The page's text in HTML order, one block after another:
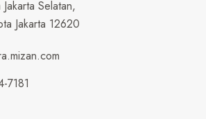
Selatan,
Jakarta 12620
7181